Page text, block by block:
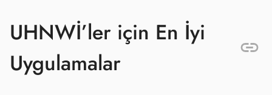
UHNWİ’ler için En İyi
Uygulamalar